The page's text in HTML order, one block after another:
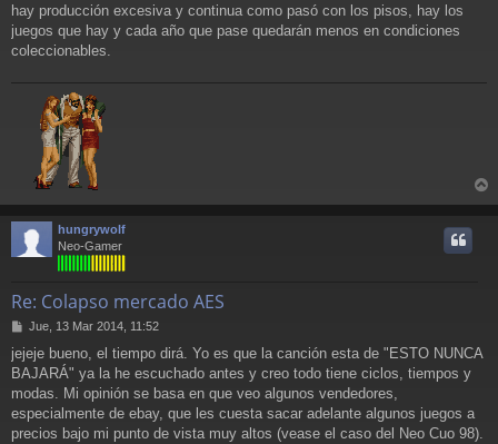
hay producción excesiva y continua como pasó con los pisos, hay los
juegos que hay y cada año que pase quedarán menos en condiciones
coleccionables.
r
hungrywolf
Neo-Gamer
Re: Colapso mercado AES
M
n
s
a
j
e
Jue, 13 Mar 2014, 11:52
jejeje bueno, el tiempo dirá. Yo es que la canción esta de "ESTO NUNCA
BAJARÁ" ya la he escuchado antes y creo todo tiene ciclos, tiempos y
modas. Mi opinión se basa en que veo algunos vendedores,
especialmente de ebay, que les cuesta sacar adelante algunos juegos a
precios bajo mi punto de vista muy altos (vease el caso del Neo Cuo 98).